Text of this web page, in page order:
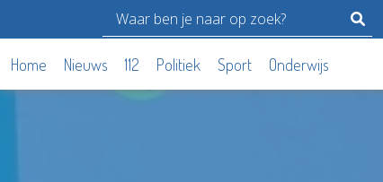
Home Nieuws 112 Politiek Sport Onderwijs